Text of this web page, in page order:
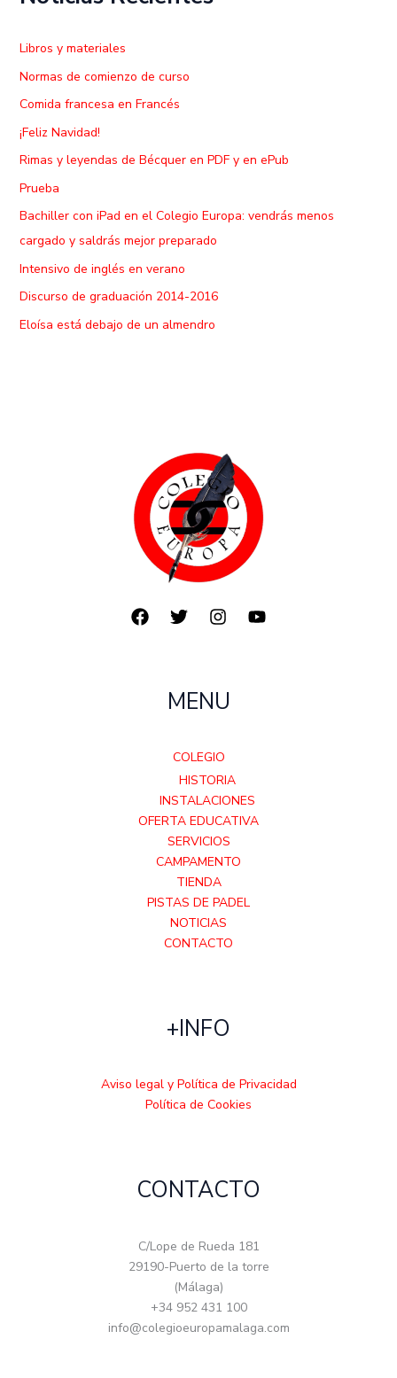
Libros y materiales
Normas de comienzo de curso
Comida francesa en Francés
¡Feliz Navidad!
Rimas y leyendas de Bécquer en PDF y en ePub
Prueba
Bachiller con iPad en el Colegio Europa: vendrás menos
cargado y saldrás mejor preparado
Intensivo de inglés en verano
Discurso de graduación 2014-2016
Eloísa está debajo de un almendro
MENU
COLEGIO
HISTORIA
INSTALACIONES
OFERTA EDUCATIVA
SERVICIOS
CAMPAMENTO
TIENDA
PISTAS DE PADEL
NOTICIAS
CONTACTO
+INFO
Aviso legal y Política de Privacidad
Política de Cookies
CONTACTO
C/Lope de Rueda 181
29190-Puerto de la torre
(Málaga)
+34 952 431 100
info@colegioeuropamalaga.com